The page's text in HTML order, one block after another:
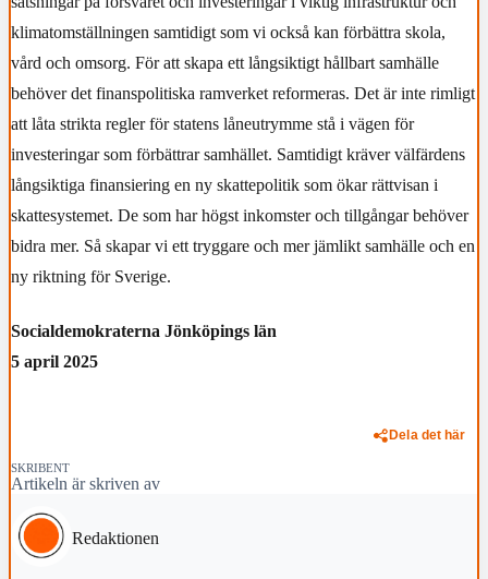
klimatomställningen samtidigt som vi också kan förbättra skola,
vård och omsorg. För att skapa ett långsiktigt hållbart samhälle
behöver det finanspolitiska ramverket reformeras. Det är inte rimligt
att låta strikta regler för statens låneutrymme stå i vägen för
investeringar som förbättrar samhället. Samtidigt kräver välfärdens
långsiktiga finansiering en ny skattepolitik som ökar rättvisan i
skattesystemet. De som har högst inkomster och tillgångar behöver
bidra mer. Så skapar vi ett tryggare och mer jämlikt samhälle och en
ny riktning för Sverige.
Socialdemokraterna Jönköpings län
5 april 2025
Dela det här
SKRIBENT
Artikeln är skriven av
Redaktionen